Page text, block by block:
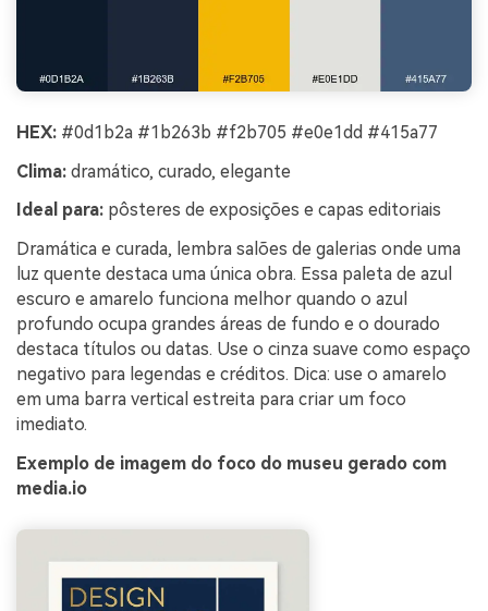
HEX: #0d1b2a #1b263b #f2b705 #e0e1dd #415a77
Clima: dramático, curado, elegante
Ideal para: pôsteres de exposições e capas editoriais
Dramática e curada, lembra salões de galerias onde uma
luz quente destaca uma única obra. Essa paleta de azul
escuro e amarelo funciona melhor quando o azul
profundo ocupa grandes áreas de fundo e o dourado
destaca títulos ou datas. Use o cinza suave como espaço
negativo para legendas e créditos. Dica: use o amarelo
em uma barra vertical estreita para criar um foco
imediato.
Exemplo de imagem do foco do museu gerado com
media.io